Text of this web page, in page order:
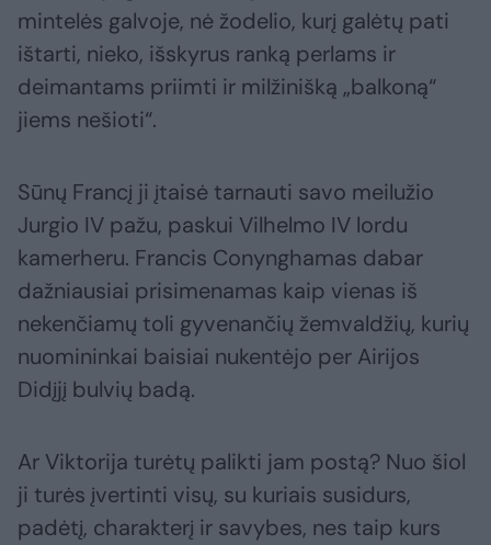
mintelės galvoje, nė žodelio, kurį galėtų pati
ištarti, nieko, išskyrus ranką perlams ir
deimantams priimti ir milžinišką „balkoną“
jiems nešioti“.
Sūnų Francį ji įtaisė tarnauti savo meilužio
Jurgio IV pažu, paskui Vilhelmo IV lordu
kamerheru. Francis Conynghamas dabar
dažniausiai prisimenamas kaip vienas iš
nekenčiamų toli gyvenančių žemvaldžių, kurių
nuomininkai baisiai nukentėjo per Airijos
Didįjį bulvių badą.
Ar Viktorija turėtų palikti jam postą? Nuo šiol
ji turės įvertinti visų, su kuriais susidurs,
padėtį, charakterį ir savybes, nes taip kurs